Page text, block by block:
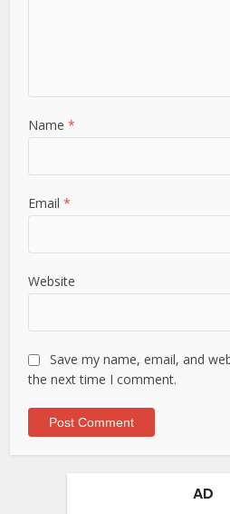
Name*
Email*
Website
Save my name, email, and
the next time I comment.
AD